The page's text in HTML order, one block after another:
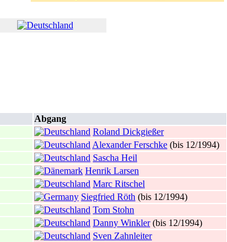
Abgang
Roland Dickgießer
Alexander Ferschke (bis 12/1994)
Sascha Heil
Henrik Larsen
Marc Ritschel
Siegfried Röth (bis 12/1994)
Tom Stohn
Danny Winkler(bis 12/1994)
Sven Zahnleiter